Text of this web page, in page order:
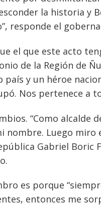
la historia y
responde el
el que este acto
de la Región de
país y un héroe
Nos pertenece a
“Como alcalde
nombre. Luego miro
Gabriel Boric
es porque
entonces me